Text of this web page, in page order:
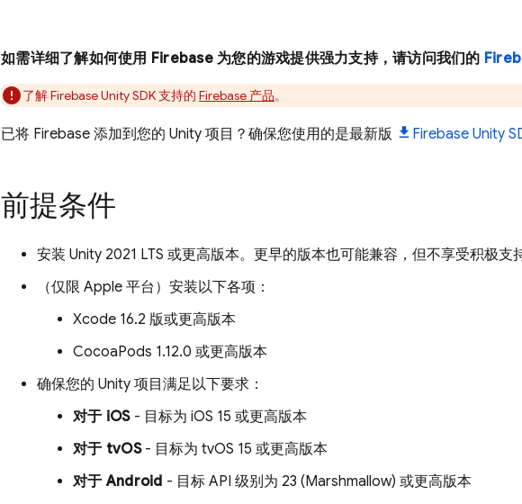
如需详细了解如何使用 Firebase 为您的游戏提供强力支持，请访问我们的
了解FirebaseUnitySDK 支持的 Firebase 产品。
已将 Firebase 添加到您的 Unity 项目？确保您使用的是最新版 Firebase Unity
前提条件
安装 Unity 2021 LTS 或更高版本。更早的版本也可能兼容，但不享受积极支持
（仅限 Apple 平台）安装以下各项：
Xcode 16.2 版或更高版本
CocoaPods 1.12.0 或更高版本
确保您的 Unity 项目满足以下要求：
对于 iOS- 目标为 iOS 15 或更高版本
对于 tvOS- 目标为 tvOS 15 或更高版本
对于 Android - 目标 API 级别为 23 (Marshmallow) 或更高版本